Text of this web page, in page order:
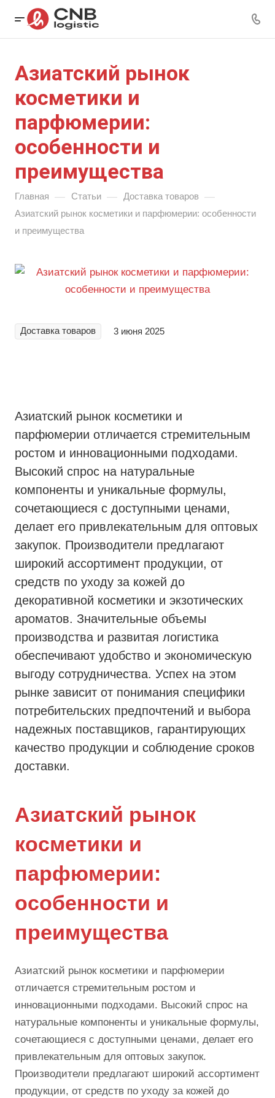
Азиатский рынок
косметики и
парфюмерии:
особенности и
преимущества
Главная — Статьи — Доставка товаров —
Азиатский рынок косметики и парфюмерии: особенности
и преимущества
Доставка товаров 3 июня 2025
Азиатский рынок косметики и
парфюмерии отличается стремительным
ростом и инновационными подходами.
Высокий спрос на натуральные
компоненты и уникальные формулы,
сочетающиеся с доступными ценами,
делает его привлекательным для оптовых
закупок. Производители предлагают
широкий ассортимент продукции, от
средств по уходу за кожей до
декоративной косметики и экзотических
ароматов. Значительные объемы
производства и развитая логистика
обеспечивают удобство и экономическую
выгоду сотрудничества. Успех на этом
рынке зависит от понимания специфики
потребительских предпочтений и выбора
надежных поставщиков, гарантирующих
качество продукции и соблюдение сроков
доставки.
Азиатский рынок
косметики и
парфюмерии:
особенности и
преимущества
Азиатский рынок косметики и парфюмерии
отличается стремительным ростом и
инновационными подходами. Высокий спрос на
натуральные компоненты и уникальные формулы,
сочетающиеся с доступными ценами, делает его
привлекательным для оптовых закупок.
Производители предлагают широкий ассортимент
продукции, от средств по уходу за кожей до